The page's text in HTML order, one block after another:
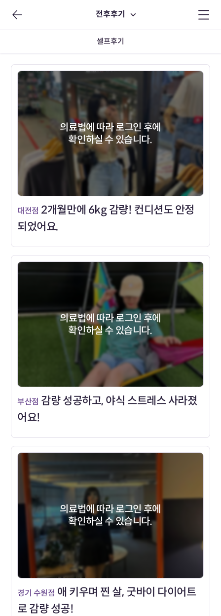
전후후기
셀프후기
의료법에 따라 로그인 후에
확인하실 수 있습니다.
대전점 2개월만에 6kg 감량! 컨디션도 안정
되었어요.
의료법에 따라 로그인 후에
확인하실 수 있습니다.
부산점 감량 성공하고, 야식 스트레스 사라졌
어요!
의료법에 따라 로그인 후에
확인하실 수 있습니다.
경기 수원점 애 키우며 찐 살, 굿바이 다이어트
로 감량 성공!